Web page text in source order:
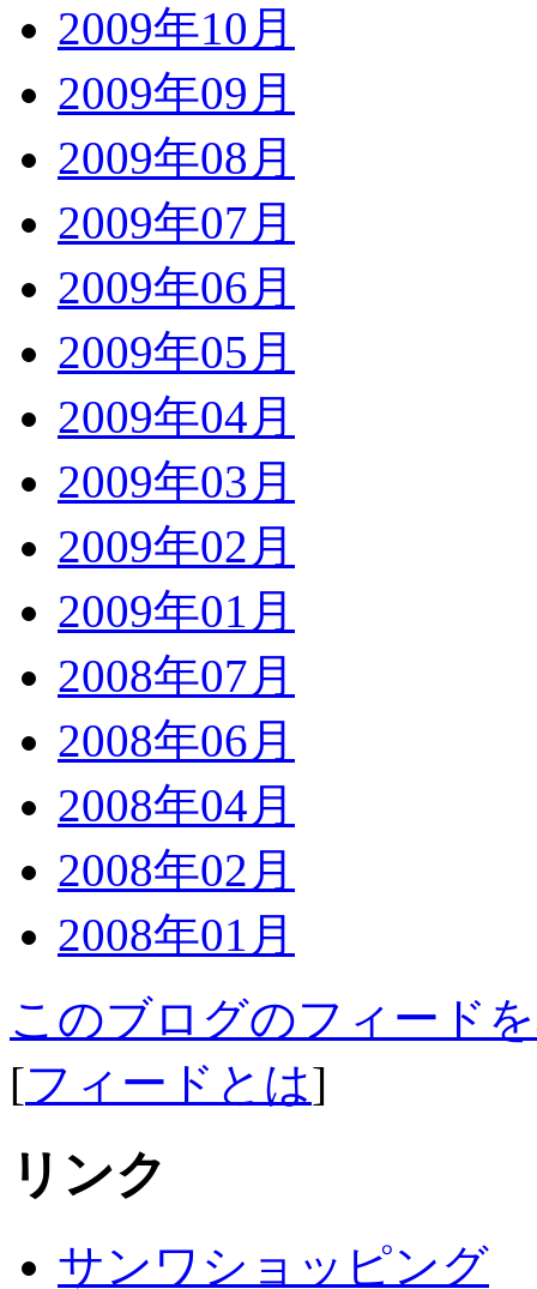
2009年10月
2009年09月
2009年08月
2009年07月
2009年06月
2009年05月
2009年04月
2009年03月
2009年02月
2009年01月
2008年07月
2008年06月
2008年04月
2008年02月
2008年01月
このブログのフィード
[フィードとは]
リンク
サンワショッピング